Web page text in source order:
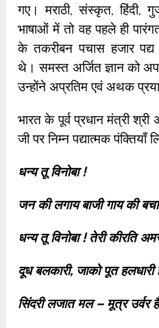
गए। मराठी, संस्कृत, हिंदी,
भाषाओं में तो वह पहले ही
के तकरीबन पचास हजार पद्य
थे। समस्‍त अर्जित ज्ञान को
उन्‍होंने अप्रतिम एवं अथ‍क
भारत के पूर्व प्रधान मंत्री श्री
जी पर निम्न पद्यात्मक पंक्तियाँ
धन्य तू विनोबा !
जन की लगाय बाजी गाय की
धन्य तू विनोबा ! तेरी कीरति
दूध बलकारी, जाको पूत हलधारी
सिंदरी लजात मल – मूत्र उर्वर